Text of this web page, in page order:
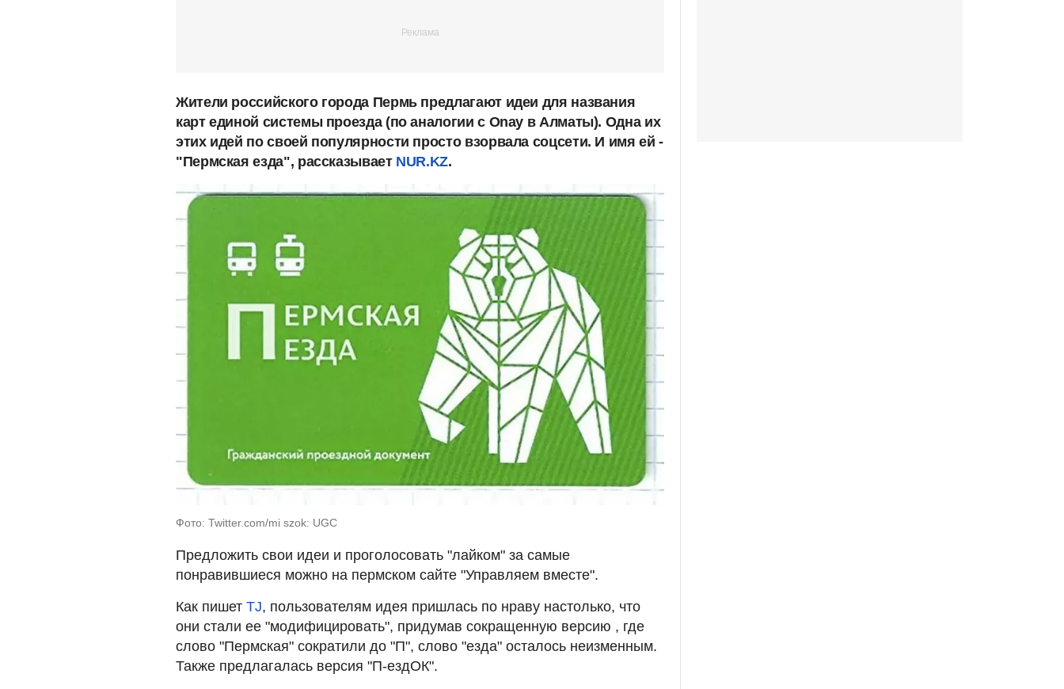
Жители российского города Пермь предлагают идеи для названия
карт единой системы проезда (по аналогии с Onay в Алматы). Одна их
этих идей по своей популярности просто взорвала соцсети. И имя ей -
"Пермская езда", рассказывает NUR.KZ.
Фото: Twitter.com/mi szok: UGC
Предложить свои идеи и проголосовать "лайком" за самые
понравившиеся можно на пермском сайте "Управляем вместе".
Как пишет TJ, пользователям идея пришлась по нраву настолько, что
они стали ее "модифицировать", придумав сокращенную версию , где
слово "Пермская" сократили до "П", слово "езда" осталось неизменным.
Также предлагалась версия "П-ездОК".